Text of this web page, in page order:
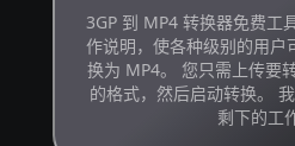
3GP 到 MP4 转换器免费工
作说明，使各种级别的用
换为 MP4。 您只需上传要
的格式，然后启动转换。
剩下的工